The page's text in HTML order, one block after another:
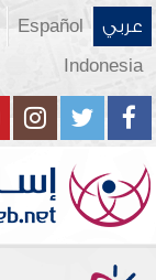
عربي Español
Indonesia